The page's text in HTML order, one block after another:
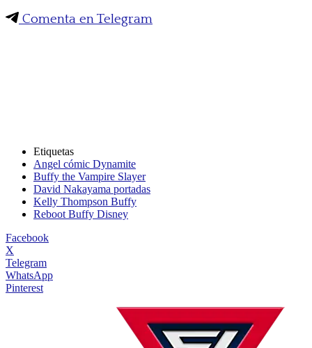
Comenta en Telegram
Etiquetas
Angel cómic Dynamite
Buffy the Vampire Slayer
David Nakayama portadas
Kelly Thompson Buffy
Reboot Buffy Disney
Facebook
X
Telegram
WhatsApp
Pinterest